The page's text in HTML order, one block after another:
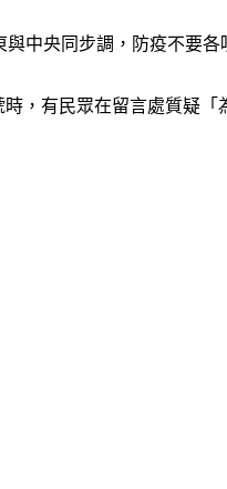
中央同步調，防疫不要各
，有民眾在留言處質疑「